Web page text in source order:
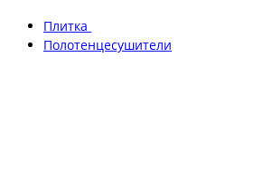
Плитка
Полотенцесушители